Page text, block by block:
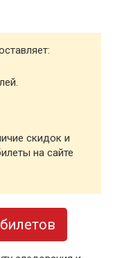
скидок и
на сайте